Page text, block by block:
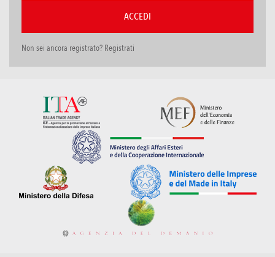
Non sei ancora registrato? Registrati